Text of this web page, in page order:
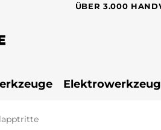
ÜBER 3.000